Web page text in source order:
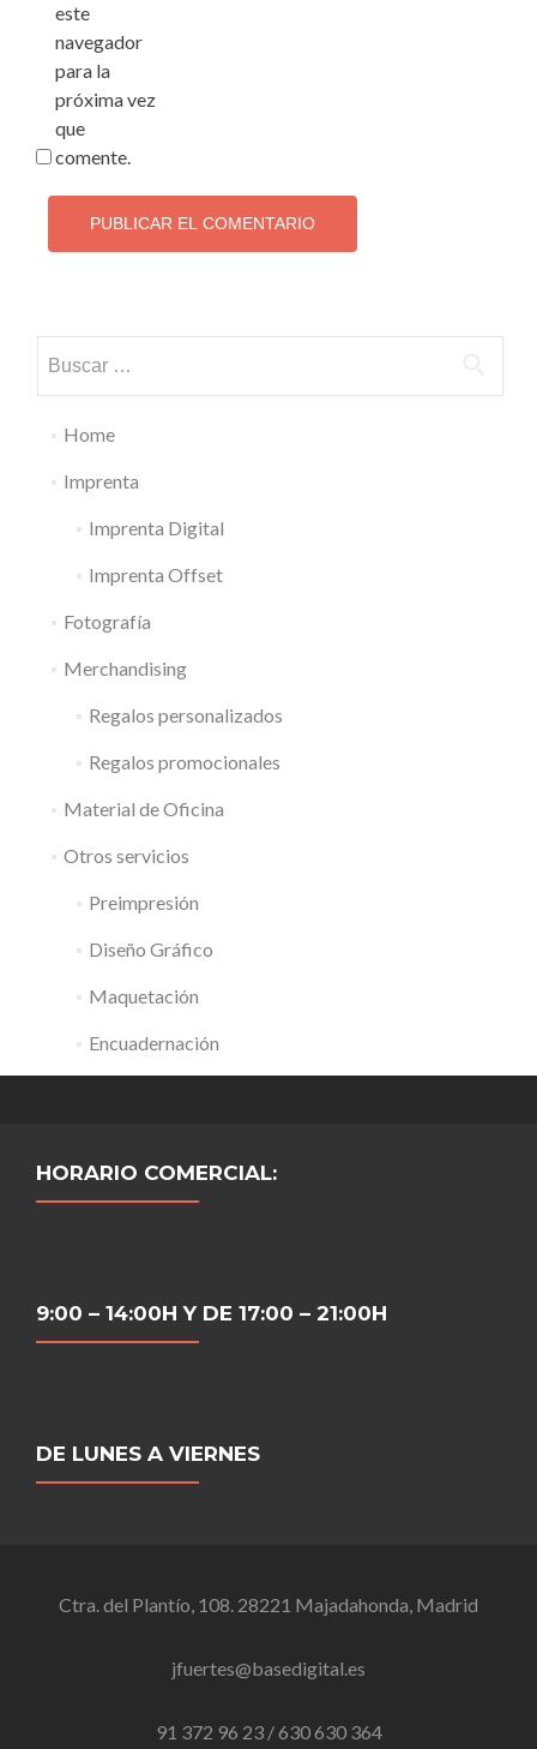
este
navegador
para la
próxima vez
que
comente.
Home
Imprenta
Imprenta Digital
Imprenta Offset
Fotografía
Merchandising
Regalos personalizados
Regalos promocionales
Material de Oficina
Otros servicios
Preimpresión
Diseño Gráfico
Maquetación
Encuadernación
HORARIO COMERCIAL:
9:00 – 14:00H Y DE 17:00 – 21:00H
DE LUNES A VIERNES
Ctra. del Plantío, 108. 28221 Majadahonda, Madrid
jfuertes@basedigital.es
91 372 96 23 / 630 630 364